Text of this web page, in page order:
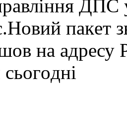
ДПС
пaкeт
нa aдрeсу